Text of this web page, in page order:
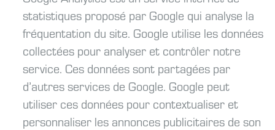
statistiques proposé par Google qui analyse la
fréquentation du site. Google utilise les données
collectées pour analyser et contrôler notre
service. Ces données sont partagées par
d’autres services de Google. Google peut
utiliser ces données pour contextualiser et
personnaliser les annonces publicitaires de son